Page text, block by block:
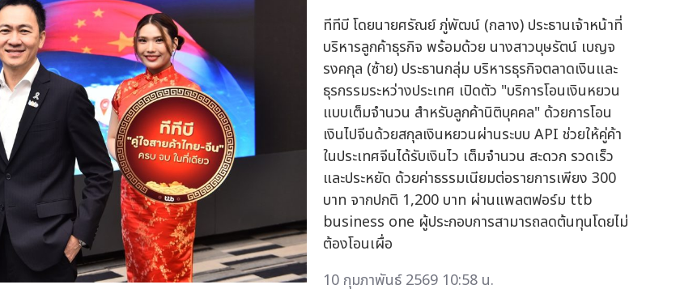
ทีทีบี โดยนายศรัณย์ ภู่พัฒน์ (กลาง) ประธานเจ้าหน้าที่
บริหารลูกค้าธุรกิจ พร้อมด้วย นางสาวบุษรัตน์ เบญจ
รงคกุล (ซ้าย) ประธานกลุ่ม บริหารธุรกิจตลาดเงินและ
ธุรกรรมระหว่างประเทศ เปิดตัว "บริการโอนเงินหยวน
แบบเต็มจำนวน สำหรับลูกค้านิติบุคคล" ด้วยการโอน
เงินไปจีนด้วยสกุลเงินหยวนผ่านระบบ API ช่วยให้คู่ค้า
ในประเทศจีนได้รับเงินไว เต็มจำนวน สะดวก รวดเร็ว
และประหยัด ด้วยค่าธรรมเนียมต่อรายการเพียง 300
บาท จากปกติ 1,200 บาท ผ่านแพลตฟอร์ม ttb
business one ผู้ประกอบการสามารถลดต้นทุนโดยไม่
ต้องโอนเผื่อ
10 กุมภาพันธ์ 2569 10:58 น.